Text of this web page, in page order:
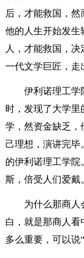
后，才能救国，
他的人生开始发生
人，才能救国，
一代文学巨匠，走
伊利诺理工学
时，发现了大学里
学，然资金缺乏，
己理想，演讲完毕
的伊利诺理工学院
斯，倍受人们爱戴
为什么那商人
白，就是那商人看
多么重要，可以说